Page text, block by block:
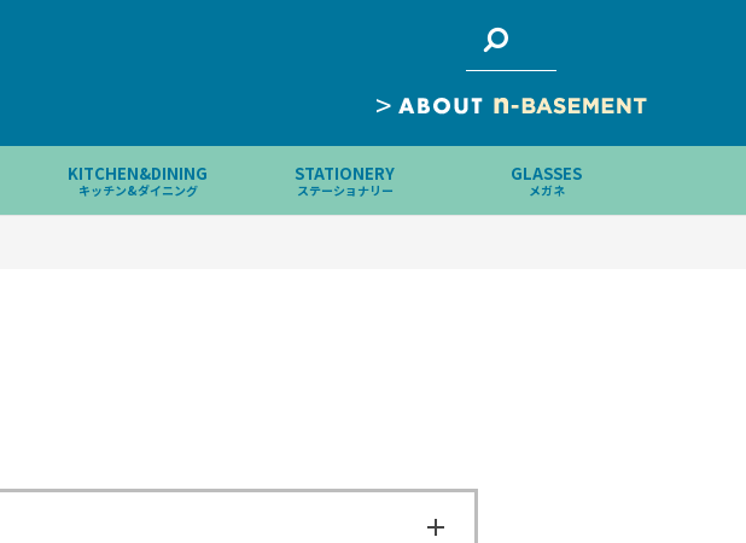
>
KITCHEN&DINING
キッチン&ダイニング
STATIONERY
ステーショナリー
GLASSES
メガネ